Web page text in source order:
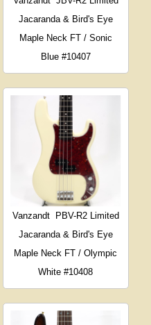
Jacaranda & Bird's Eye
Maple Neck FT / Sonic
Blue #10407
Vanzandt
PBV-R2 Limited
Jacaranda & Bird's Eye
Maple Neck FT / Olympic
White #10408